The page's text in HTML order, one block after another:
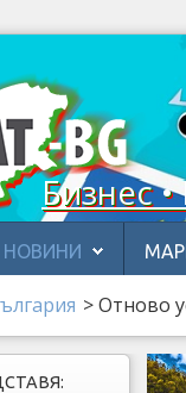
Бизнес
НОВИНИ
>Отново